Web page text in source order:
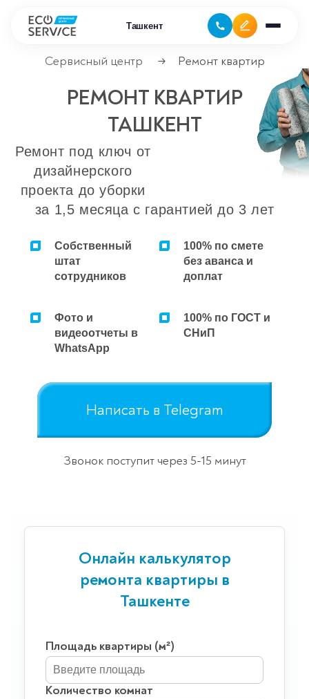
Ташкент
Ремонт бытовой техники
Ремонт климатической техники
Ремонт компьютерной техники
Ремонт крупно бытовой техники
Ремонт парогенераторов
Ремонт пылесосов
Сервисный центр → Ремонт квартир
РЕМОНТ КВАРТИР
ТАШКЕНТ
Ремонт под ключ от
дизайнерского
проекта до уборки
за 1,5 месяца с гарантией до 3 лет
Собственный
штат
сотрудников
100% по смете
без аванса и
доплат
Фото и
видеоотчеты в
WhatsApp
100% по ГОСТ и
СНиП
Написать в Telegram
Звонок поступит через 5-15 минут
Онлайн калькулятор
ремонта квартиры в
Ташкенте
Площадь квартиры (м²)
Количество комнат